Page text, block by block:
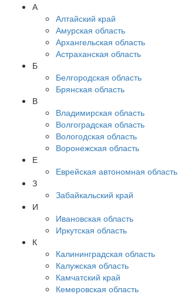
А
Алтайский край
Амурская область
Архангельская область
Астраханская область
Б
Белгородская область
Брянская область
В
Владимирская область
Волгоградская область
Вологодская область
Воронежская область
Е
Еврейская автономная область
З
Забайкальский край
И
Ивановская область
Иркутская область
К
Калининградская область
Калужская область
Камчатский край
Кемеровская область